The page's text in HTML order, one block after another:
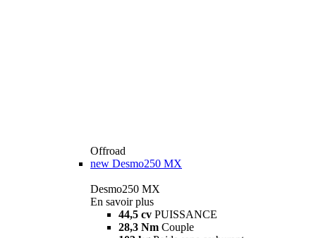
Offroad
new Desmo250 MX
Desmo250 MX
En savoir plus
44,5 cv PUISSANCE
28,3 Nm Couple